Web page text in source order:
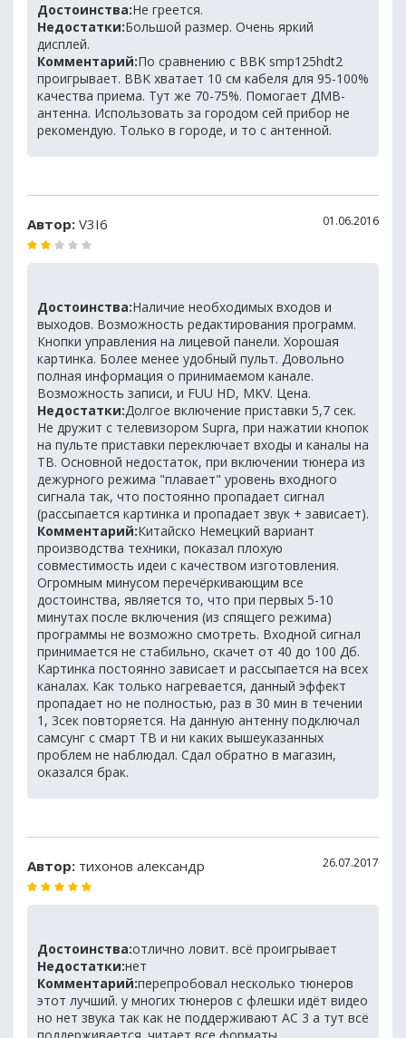
Достоинства:Не греется.
Недостатки:Большой размер. Очень яркий
дисплей.
Комментарий:По сравнению с BBK smp125hdt2
проигрывает. BBK хватает 10 см кабеля для 95-100%
качества приема. Тут же 70-75%. Помогает ДМВ-
антенна. Использовать за городом сей прибор не
рекомендую. Только в городе, и то с антенной.
Автор: V3I6 01.06.2016
Достоинства:Наличие необходимых входов и
выходов. Возможность редактирования программ.
Кнопки управления на лицевой панели. Хорошая
картинка. Более менее удобный пульт. Довольно
полная информация о принимаемом канале.
Возможность записи, и FUU HD, MKV. Цена.
Недостатки:Долгое включение приставки 5,7 сек.
Не дружит с телевизором Supra, при нажатии кнопок
на пульте приставки переключает входы и каналы на
ТВ. Основной недостаток, при включении тюнера из
дежурного режима "плавает" уровень входного
сигнала так, что постоянно пропадает сигнал
(рассыпается картинка и пропадает звук + зависает).
Комментарий:Китайско Немецкий вариант
производства техники, показал плохую
совместимость идеи с качеством изготовления.
Огромным минусом перечёркивающим все
достоинства, является то, что при первых 5-10
минутах после включения (из спящего режима)
программы не возможно смотреть. Входной сигнал
принимается не стабильно, скачет от 40 до 100 Дб.
Картинка постоянно зависает и рассыпается на всех
каналах. Как только нагревается, данный эффект
пропадает но не полностью, раз в 30 мин в течении
1, 3сек повторяется. На данную антенну подключал
самсунг с смарт ТВ и ни каких вышеуказанных
проблем не наблюдал. Сдал обратно в магазин,
оказался брак.
Автор: тихонов александр 26.07.2017
Достоинства:отлично ловит. всё проигрывает
Недостатки:нет
Комментарий:перепробовал несколько тюнеров
этот лучший. у многих тюнеров с флешки идёт видео
но нет звука так как не поддерживают АС 3 а тут всё